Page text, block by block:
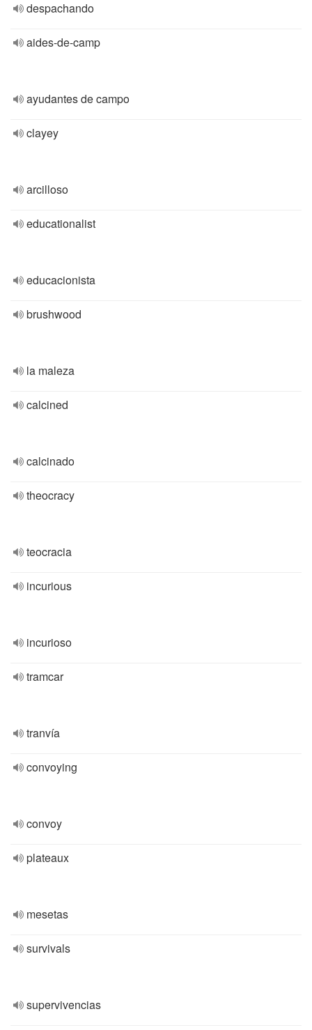
despachando
aides-de-camp
ayudantes de campo
clayey
arcilloso
educationalist
educacionista
brushwood
la maleza
calcined
calcinado
theocracy
teocracia
incurious
incurioso
tramcar
tranvía
convoying
convoy
plateaux
mesetas
survivals
supervivencias